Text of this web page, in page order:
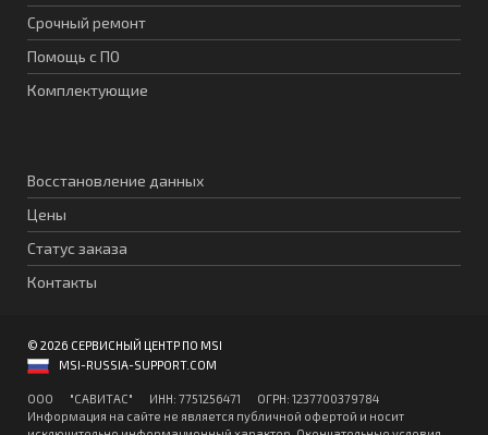
Срочный ремонт
Помощь с ПО
Комплектующие
Восстановление данных
Цены
Статус заказа
Контакты
© 2026 СЕРВИСНЫЙ ЦЕНТР ПО MSI
MSI-RUSSIA-SUPPORT.COM
ООО "CАВИТAC" ИНН: 7751256471 ОГPН: 1237700379784
Информация на сайте не является публичной офертой и носит